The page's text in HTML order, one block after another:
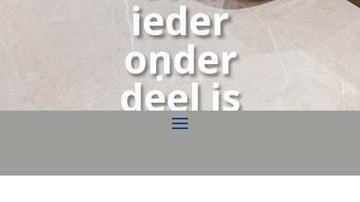
ieder
onder
deel is
naged
acht